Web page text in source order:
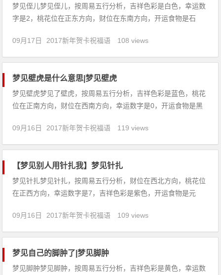
梦见侄儿梦见侄儿，按周易五行分析，吉祥色彩是白色，幸运数
字是2，桃花位在正东方向，财位在东南方向，开运食物是石
速上升。两人将处于相知相爱的幸福里，但要小心，不可因一时
冲动而做出遗恨终身的事。2、出行的人梦见侄儿，建议秋冬之
09月17日 2017新年贺卡祝福语 108 views
梦见壁虎是什么意思|梦见壁虎
梦见壁虎梦见了壁虎，按周易五行分析，吉祥色彩是蓝色，桃花
位在正南方向，财位在西南方向，幸运数字是0，开运食物是黑
意味着喜气临门，财官双美，运势顺泰如意。2、孕妇梦见壁虎
爬进家门，这是吉祥的预兆，此梦预示了孕妈一家都会平安健康
09月16日 2017新年贺卡祝福语 119 views
【梦见别人用针扎我】梦见针扎
梦见针扎梦见针扎，按周易五行分析，财位在西北方向，桃花位
在正西方向，幸运数字是7，吉祥色彩是紫色，开运食物是元
你近期的生活很不顺心，可能你还没有适应孕期生活，令你很厌
烦，建议你要调整好心态，要乐观的享受现在拥有的幸福。2、
09月16日 2017新年贺卡祝福语 109 views
梦见自己的脚肿了|梦见脚肿
梦见脚肿梦见脚肿，按周易五行分析，吉祥色彩是黄色，幸运数